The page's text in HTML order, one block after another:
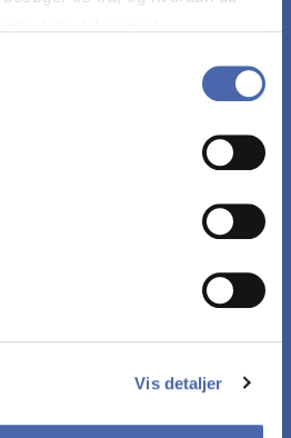
selv - og kan altid trække
Vis detaljer
WITH BUSINESS.